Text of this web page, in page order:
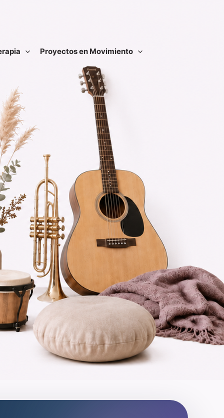
Proyectos en Movimiento